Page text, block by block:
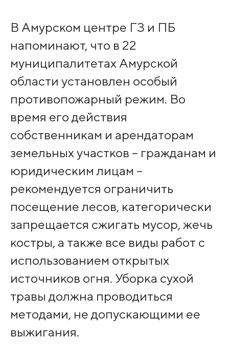
В Амурском центре ГЗ и ПБ
напоминают, что в 22
муниципалитетах Амурской
области установлен особый
противопожарный режим. Во
время его действия
собственникам и арендаторам
земельных участков – гражданам и
юридическим лицам –
рекомендуется ограничить
посещение лесов, категорически
запрещается сжигать мусор, жечь
костры, а также все виды работ с
использованием открытых
источников огня. Уборка сухой
травы должна проводиться
методами, не допускающими ее
выжигания.